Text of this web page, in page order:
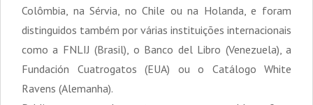
Colômbia, na Sérvia, no Chile ou na Holanda, e foram
distinguidos também por várias instituições internacionais
como a FNLIJ (Brasil), o Banco del Libro (Venezuela), a
Fundación Cuatrogatos (EUA) ou o Catálogo White
Ravens (Alemanha).